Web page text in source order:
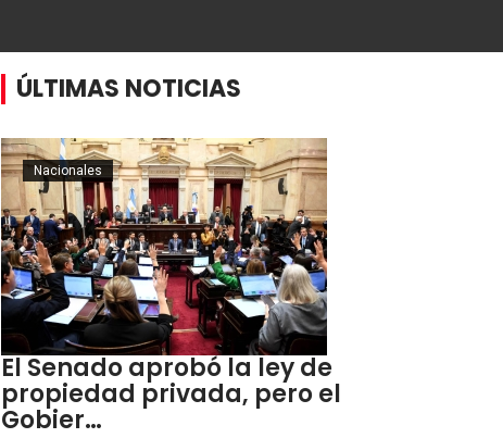
ÚLTIMAS NOTICIAS
El Senado aprobó la ley de
propiedad privada, pero el
Gobier…
Nacionales